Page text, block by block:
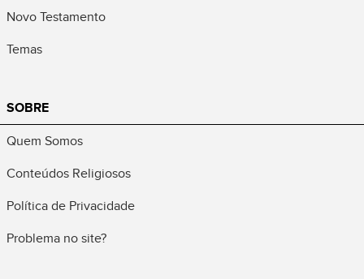
Novo Testamento
Temas
SOBRE
Quem Somos
Conteúdos Religiosos
Política de Privacidade
Problema no site?